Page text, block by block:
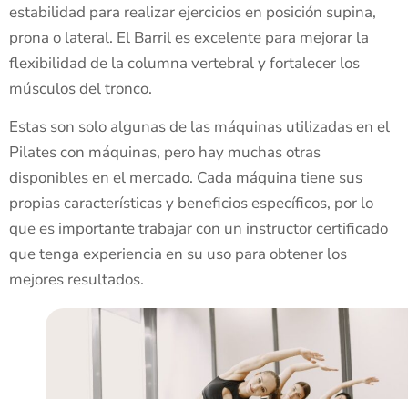
estabilidad para realizar ejercicios en posición supina,
prona o lateral. El Barril es excelente para mejorar la
flexibilidad de la columna vertebral y fortalecer los
músculos del tronco.
Estas son solo algunas de las máquinas utilizadas en el
Pilates con máquinas, pero hay muchas otras
disponibles en el mercado. Cada máquina tiene sus
propias características y beneficios específicos, por lo
que es importante trabajar con un instructor certificado
que tenga experiencia en su uso para obtener los
mejores resultados.